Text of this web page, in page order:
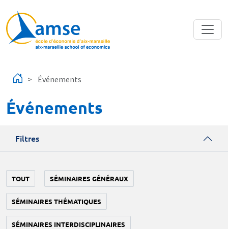
Événements
Événements
Filtres
TOUT SÉMINAIRES GÉNÉRAUX
SÉMINAIRES THÉMATIQUES
SÉMINAIRES INTERDISCIPLINAIRES